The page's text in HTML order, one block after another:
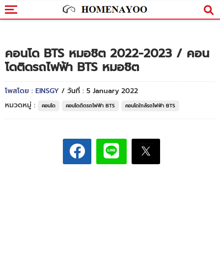
คอนโด BTS หมอชิต 2022-2023 / คอน
โดติดรถไฟฟ้า BTS หมอชิต
โพสโดย : EINSGY / วันที่ : 5 January 2022
หมวดหมู่ :
คอนโด คอนโดติดรถไฟฟ้า BTS คอนโดใกล้รถไฟฟ้า BTS